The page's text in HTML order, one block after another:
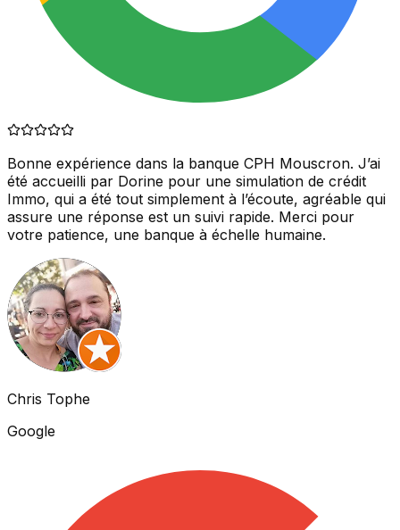
Bonne expérience dans la banque CPH Mouscron. J’ai
été accueilli par Dorine pour une simulation de crédit
Immo, qui a été tout simplement à l’écoute, agréable qui
assure une réponse est un suivi rapide. Merci pour
votre patience, une banque à échelle humaine.
Chris Tophe
Google